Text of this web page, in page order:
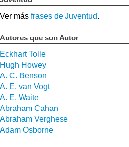
Ver más frases de Juventud.
Autores que son Autor
Eckhart Tolle
Hugh Howey
A. C. Benson
A. E. van Vogt
A. E. Waite
Abraham Cahan
Abraham Verghese
Adam Osborne